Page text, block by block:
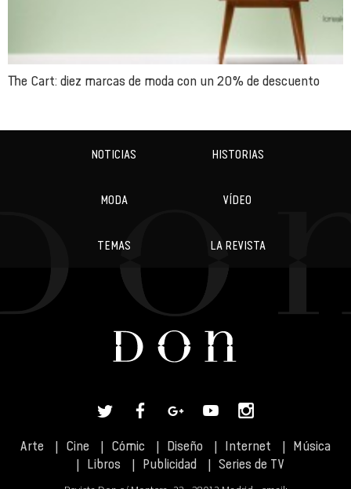
The Cart: diez marcas de moda con un 20% de descuento
NOTICIAS HISTORIAS
MODA VÍDEO
TEMAS LA REVISTA
Arte Cine Cómic Diseño Internet
Música
Libros
Publicidad Series de TV